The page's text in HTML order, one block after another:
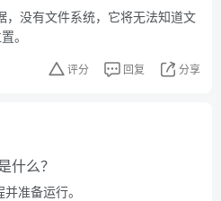
，没有文件系统，它将无法知道文
。
评分 回复 分享
什么？
准备运行。